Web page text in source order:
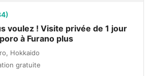
voulez ! Visite privée de 1 jour
à Furano plus
Hokkaido
gratuite